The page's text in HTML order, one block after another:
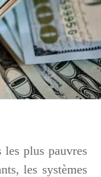
les plus pauvres
les systèmes